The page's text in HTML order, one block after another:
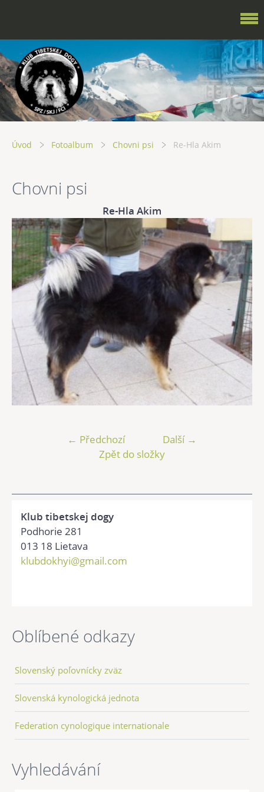
Úvod Fotoalbum Chovni psi Re-Hla Akim
Chovni psi
Re-Hla Akim
← Předchozí
Další →
Zpět do složky
Klub tibetskej dogy
Podhorie 281
013 18 Lietava
klubdokhyi@gmail.com
Oblíbené odkazy
Slovenský poľovnícky zväz
Slovenská kynologická jednota
Federation cynologique internationale
Vyhledávání